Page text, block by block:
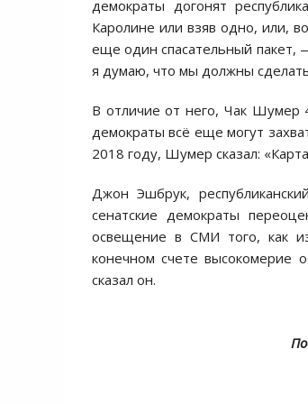
демократы догонят
Каролине или взяв одно, или,
еще один спасательный пакет,
я думаю, что мы должны
В отличие от него, Чак Шумер
демократы всё еще могут
2018 году, Шумер сказал:
Джон Эшбрук,
сенатские демократы
освещение в СМИ того, как
конечном счете высокомерие
сказал он.